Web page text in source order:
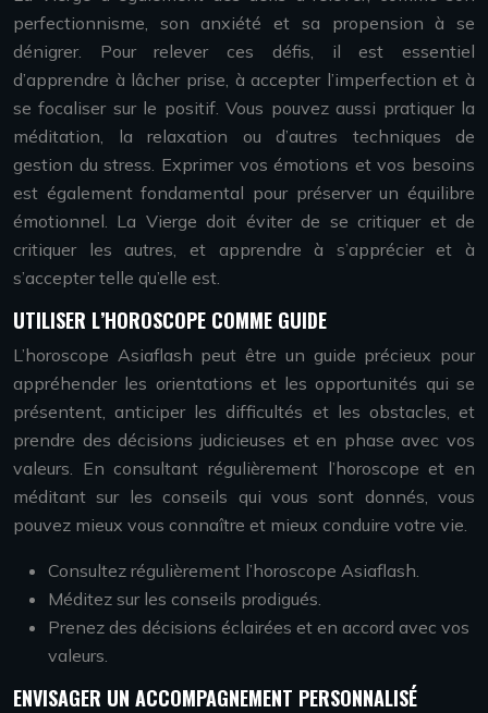
perfectionnisme, son anxiété et sa propension à se
dénigrer. Pour relever ces défis, il est essentiel
d’apprendre à lâcher prise, à accepter l’imperfection et à
se focaliser sur le positif. Vous pouvez aussi pratiquer la
méditation, la relaxation ou d’autres techniques de
gestion du stress. Exprimer vos émotions et vos besoins
est également fondamental pour préserver un équilibre
émotionnel. La Vierge doit éviter de se critiquer et de
critiquer les autres, et apprendre à s’apprécier et à
s’accepter telle qu’elle est.
UTILISER L’HOROSCOPE COMME GUIDE
L’horoscope Asiaflash peut être un guide précieux pour
appréhender les orientations et les opportunités qui se
présentent, anticiper les difficultés et les obstacles, et
prendre des décisions judicieuses et en phase avec vos
valeurs. En consultant régulièrement l’horoscope et en
méditant sur les conseils qui vous sont donnés, vous
pouvez mieux vous connaître et mieux conduire votre vie.
Consultez régulièrement l’horoscope Asiaflash.
Méditez sur les conseils prodigués.
Prenez des décisions éclairées et en accord avec vos
valeurs.
ENVISAGER UN ACCOMPAGNEMENT PERSONNALISÉ